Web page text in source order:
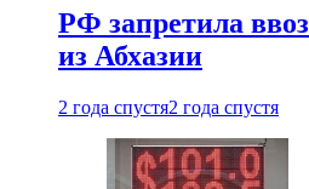
РФ запретила
из Абхазии
2 года спустя2 года спустя